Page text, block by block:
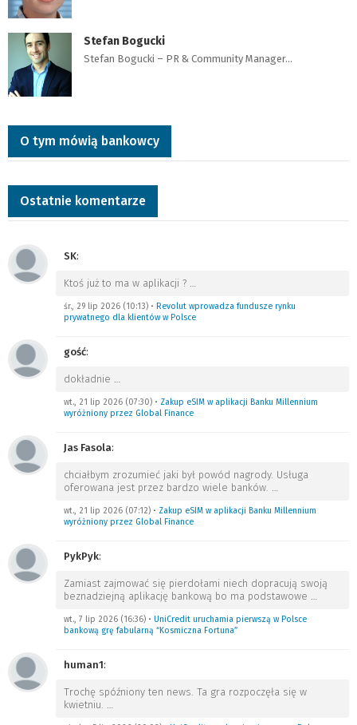
Stefan Bogucki
Stefan Bogucki – PR & Community Manager…
O tym mówią bankowcy
Ostatnie komentarze
SK:
Ktoś już to ma w aplikacji ? …
śr., 29 lip 2026 (10:13) • Revolut wprowadza fundusze rynku
prywatnego dla klientów w Polsce
gość:
dokładnie …
wt., 21 lip 2026 (07:30) • Zakup eSIM w aplikacji Banku Millennium
wyróżniony przez Global Finance
Jas Fasola:
chciałbym zrozumieć jaki był powód nagrody. Usługa
oferowana jest przez bardzo wiele banków. …
wt., 21 lip 2026 (07:12) • Zakup eSIM w aplikacji Banku Millennium
wyróżniony przez Global Finance
PykPyk:
Zamiast zajmować się pierdołami niech dopracują swoją
beznadziejną aplikację bankową bo ma podstawowe …
wt., 7 lip 2026 (16:36) • UniCredit uruchamia pierwszą w Polsce
bankową grę fabularną “Kosmiczna Fortuna”
human1:
Trochę spóźniony ten news. Ta gra rozpoczęła się w
kwietniu. …